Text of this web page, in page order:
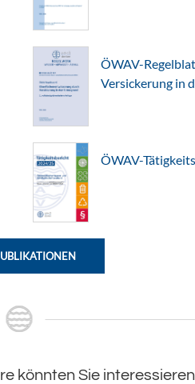
ÖWAV-
Versickerung in
ÖWAV-
könnten Sie interessieren